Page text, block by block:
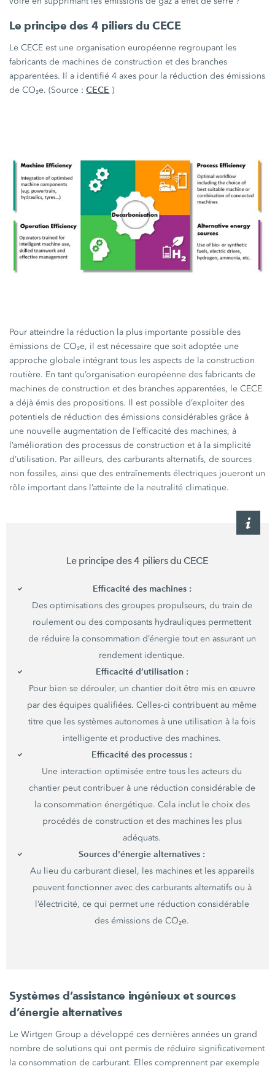
Le principe des 4 piliers du CECE
Le CECE est une organisation européenne regroupant les
fabricants de machines de construction et des branches
apparentées. Il a identifié 4 axes pour la réduction des émissions
de CO₂e. (Source :CECE )
Pour atteindre la réduction la plus importante possible des
émissions de CO₂e, il est nécessaire que soit adoptée une
approche globale intégrant tous les aspects de la construction
routière. En tant qu’organisation européenne des fabricants de
machines de construction et des branches apparentées, le CECE
a déjà émis des propositions. Il est possible d’exploiter des
potentiels de réduction des émissions considérables grâce à
une nouvelle augmentation de l’efficacité des machines, à
l’amélioration des processus de construction et à la simplicité
d’utilisation. Par ailleurs, des carburants alternatifs, de sources
non fossiles, ainsi que des entraînements électriques joueront un
rôle important dans l’atteinte de la neutralité climatique.
Le principe des 4 piliers du CECE
Efficacité des machines :
Des optimisations des groupes propulseurs, du train de
roulement ou des composants hydrauliques permettent
de réduire la consommation d’énergie tout en assurant un
rendement identique.
Efficacité d’utilisation :
Pour bien se dérouler, un chantier doit être mis en œuvre
par des équipes qualifiées. Celles-ci contribuent au même
titre que les systèmes autonomes à une utilisation à la fois
intelligente et productive des machines.
Efficacité des processus :
Une interaction optimisée entre tous les acteurs du
chantier peut contribuer à une réduction considérable de
la consommation énergétique. Cela inclut le choix des
procédés de construction et des machines les plus
adéquats.
Sources d'énergie alternatives :
Au lieu du carburant diesel, les machines et les appareils
peuvent fonctionner avec des carburants alternatifs ou à
l’électricité, ce qui permet une réduction considérable
des émissions de CO₂e.
Systèmes d’assistance ingénieux et sources
d’énergie alternatives
LeWirtgen Group a développé ces dernières années un grand
nombre de solutions qui ont permis de réduire significativement
la consommation de carburant. Elles comprennent par exemple